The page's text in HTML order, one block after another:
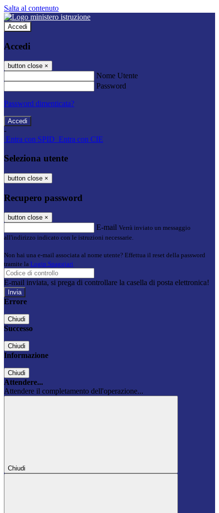
Salta al contenuto
Accedi
Accedi
button close ×
Nome Utente
Password
Password dimenticata?
-
Entra con SPID Entra con CIE
Seleziona utente
button close ×
Recupero password
button close ×
E-mail Verrà inviato un messaggio
all'indirizzo indicato con le istruzioni necessarie.
Non hai una e-mail associata al nome utente? Effettua il reset della password
tramite la Login Spaggiari
E-mail inviata, si prega di controllare la casella di posta elettronica!
Errore
Chiudi
Successo
Chiudi
Informazione
Chiudi
Attendere...
Attendere il completamento dell'operazione...
Chiudi